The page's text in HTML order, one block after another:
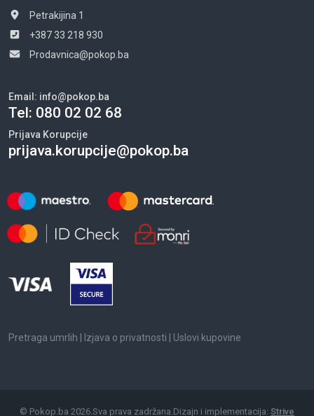
Petrakijina 1
+387 33 218 930
Prodavnica@pokop.ba
Email: info@pokop.ba
Tel: 080 02 02 68
Prijava Korupcije
prijava.korupcije@pokop.ba
Pretraga umrlih Izjava o privatnosti Uslovi kupovine
© Pokop.ba 2026.Sva prava zadržana.Dizajn i implementacija: Strive